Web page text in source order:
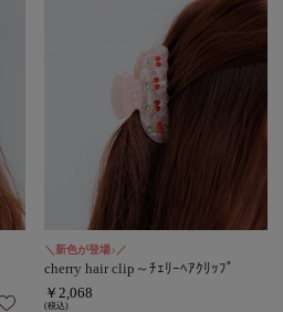
＼新色が登場♪／
cherry hair clip～ﾁｪﾘｰﾍｱｸﾘｯﾌﾟ
￥2,068
(税込)